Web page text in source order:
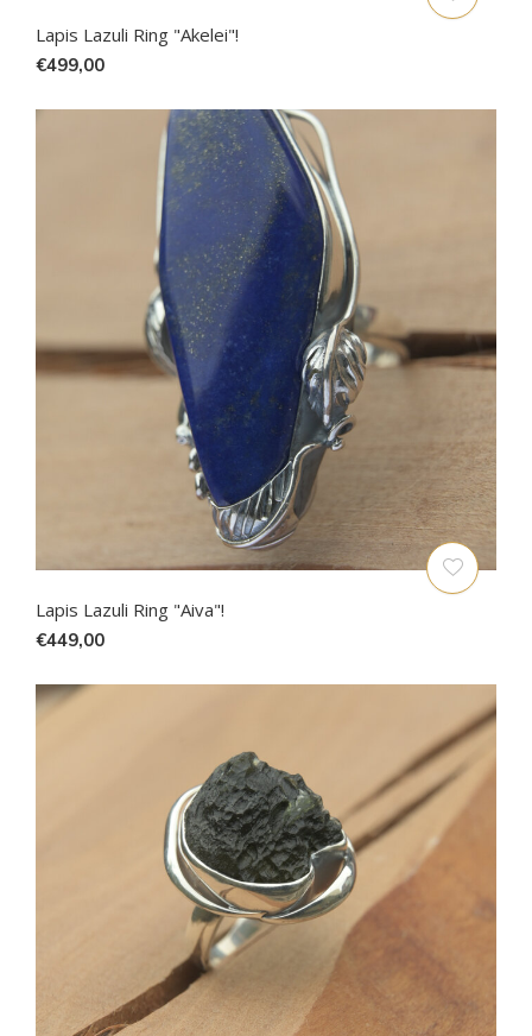
Lapis Lazuli Ring "Akelei"!
€499,00
Lapis Lazuli Ring "Aiva"!
€449,00